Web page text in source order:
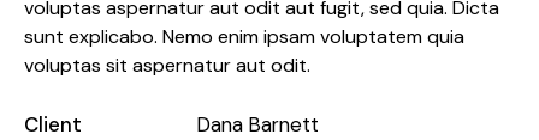
voluptas aspernatur aut odit aut fugit, sed quia. Dicta
sunt explicabo. Nemo enim ipsam voluptatem quia
voluptas sit aspernatur aut odit.
Client
Dana Barnett